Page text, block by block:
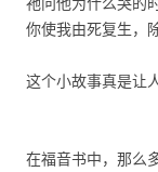
你使我由死复生，
这个小故事真是让
在福音书中，那么